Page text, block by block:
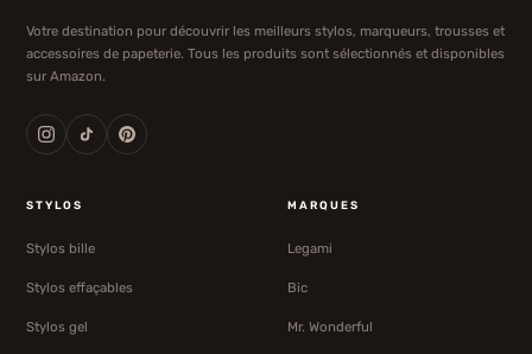
Votre destination pour découvrir les meilleurs stylos, marqueurs, trousses et
accessoires de papeterie. Tous les produits sont sélectionnés et disponibles
sur Amazon.
STYLOS
Stylos bille
Stylos effaçables
Stylos gel
MARQUES
Legami
Bic
Mr. Wonderful